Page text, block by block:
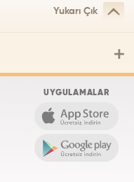
Yukarı Çık
UYGULAMALAR